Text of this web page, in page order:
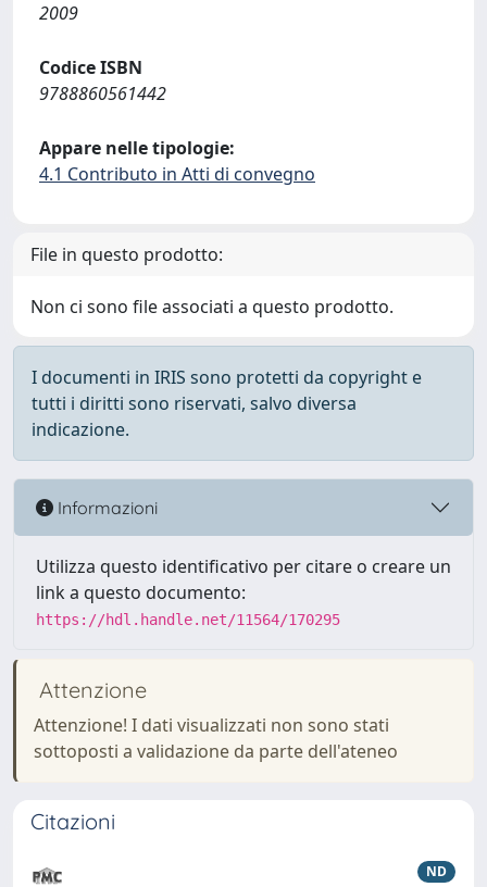
2009
Codice ISBN
9788860561442
Appare nelle tipologie:
4.1 Contributo in Atti di convegno
File in questo prodotto:
Non ci sono file associati a questo prodotto.
I documenti in IRIS sono protetti da copyright e
tutti i diritti sono riservati, salvo diversa
indicazione.
Informazioni
Utilizza questo identificativo per citare o creare un
link a questo documento:
https://hdl.handle.net/11564/170295
Attenzione
Attenzione! I dati visualizzati non sono stati
sottoposti a validazione da parte dell'ateneo
Citazioni
ND